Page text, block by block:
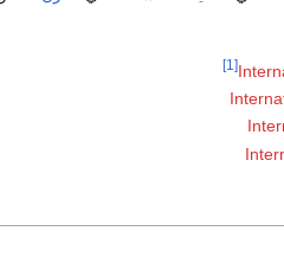
[1]